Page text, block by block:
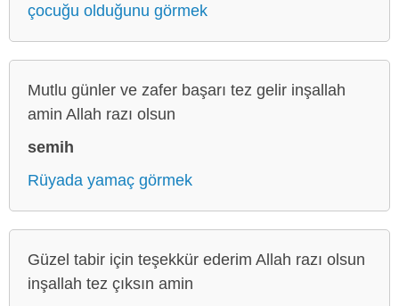
çocuğu olduğunu görmek
Mutlu günler ve zafer başarı tez gelir inşallah
amin Allah razı olsun
semih
Rüyada yamaç görmek
Güzel tabir için teşekkür ederim Allah razı olsun
inşallah tez çıksın amin